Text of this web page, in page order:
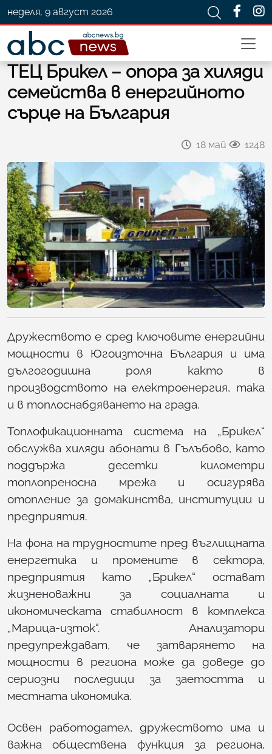
неделя, 9 август 2026
ТЕЦ Брикел – опора за хиляди
семейства в енергийното
сърце на България
18 май 1248
Дружеството е сред ключовите енергийни
мощности в Югоизточна България и има
дългогодишна роля както в
производството на електроенергия, така
и в топлоснабдяването на града.
Топлофикационната система на „Брикел“
обслужва хиляди абонати в Гълъбово, като
поддържа десетки километри
топлопреносна мрежа и осигурява
отопление за домакинства, институции и
предприятия.
На фона на трудностите пред въглищната
енергетика и промените в сектора,
предприятия като „Брикел“ остават
жизненоважни за социалната и
икономическата стабилност в комплекса
„Марица-изток“. Анализатори
предупреждават, че затварянето на
мощности в региона може да доведе до
сериозни последици за заетостта и
местната икономика.
Освен работодател, дружеството има и
важна обществена функция за региона,